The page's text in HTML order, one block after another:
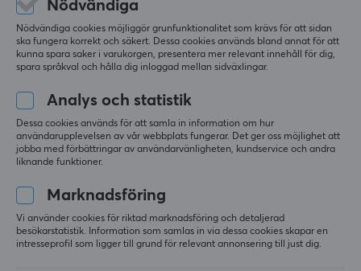
Väldigt okej arm till ett bra pris, balanserar stora
skärmar väldigt bra.
Visa original
MaxMount Skärmstativ 20kg Heavy-Duty 17”-49” Vit med USB Portar - 1 Skärm
3 likes
Thomas N
Verifierad köpare
Level 6
Sporty Specialist
Nödvändiga
Nödvändiga cookies möjliggör grunfunktionalitet som krävs för att sidan
ska fungera korrekt och säkert. Dessa cookies används bland annat för att
kunna spara saker i varukorgen, presentera mer relevant innehåll för dig,
spara språkval och hålla dig inloggad mellan sidväxlingar.
Analys och statistik
Dessa cookies används för att samla in information om hur
användarupplevelsen av vår webbplats fungerar. Det ger oss möjlighet att
jobba med förbättringar av användarvänligheten, kundservice och andra
liknande funktioner.
Marknadsföring
Vi använder cookies för riktad marknadsföring och detaljerad
besökarstatistik. Information som samlas in via dessa cookies skapar en
intresseprofil som ligger till grund för relevant annonsering till just dig.